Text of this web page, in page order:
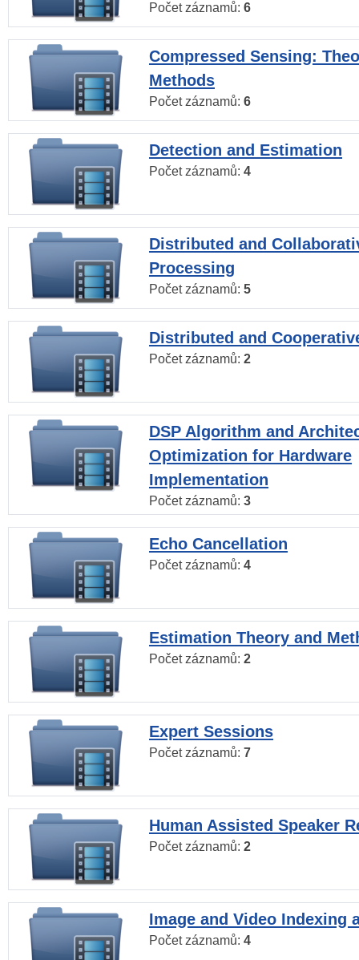
Počet záznamů: 6
Compressed Sensing:
Methods
Počet záznamů: 6
Detection and Estimation
Počet záznamů: 4
Distributed and
Processing
Počet záznamů: 5
Distributed and
Počet záznamů: 2
DSP Algorithm and
Optimization for Hardware
Implementation
Počet záznamů: 3
Echo Cancellation
Počet záznamů: 4
Estimation Theory and
Počet záznamů: 2
Expert Sessions
Počet záznamů: 7
Human Assisted Speaker
Počet záznamů: 2
Image and Video Indexing
Počet záznamů: 4